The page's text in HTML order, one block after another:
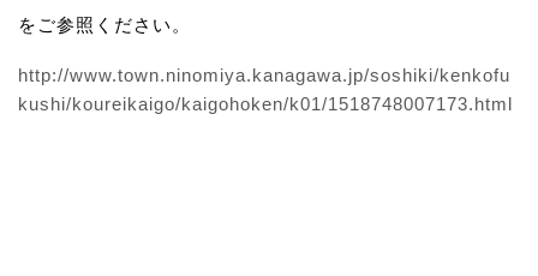
をご参照ください。
http://www.town.ninomiya.kanagawa.jp/soshiki/kenkofu
kushi/koureikaigo/kaigohoken/k01/1518748007173.html